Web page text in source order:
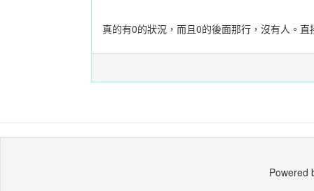
真的有0的狀況，而且0的後面那行，沒有人。直
Powered